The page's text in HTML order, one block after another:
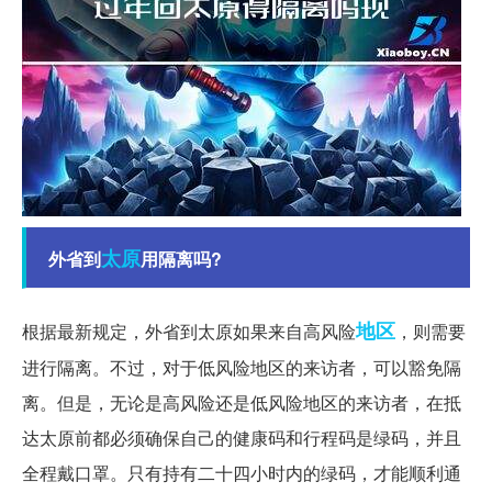
外省到太原用隔离吗?
根据最新规定，外省到太原如果来自高风险地区 ，则需要
进行隔离。不过，对于低风险地区的来访者，可以豁免隔
离。但是，无论是高风险还是低风险地区的来访者，在抵
达太原前都必须确保自己的健康码和行程码是绿码，并且
全程戴口罩。只有持有二十四小时内的绿码，才能顺利通